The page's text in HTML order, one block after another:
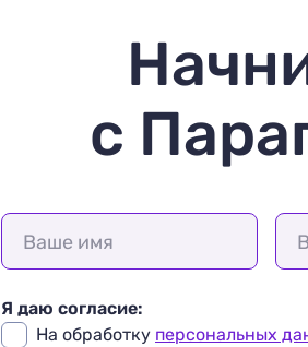
с
Ваше имя
Я даю согласие:
На обработку персональных